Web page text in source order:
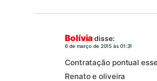
Bolíviadisse:
6 de março de 2015 às 01:31
Contratação pontual
Renato e oliveira